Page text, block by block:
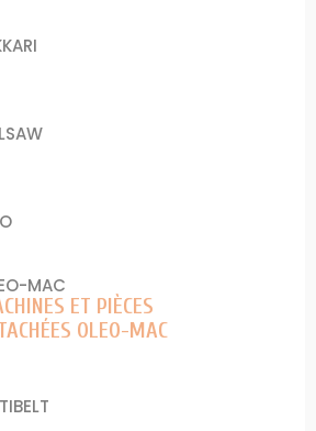
MAC
ET PIÈCES
OLEO-MAC